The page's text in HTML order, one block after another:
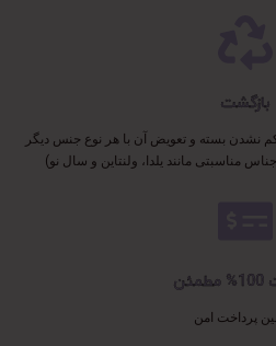
بازگشت
نشدن بسته و تعویض آن با هر نوع جنس دیگر
مناسبتی مانند یلدا، ولنتاین و سال نو)
پرداخت امن